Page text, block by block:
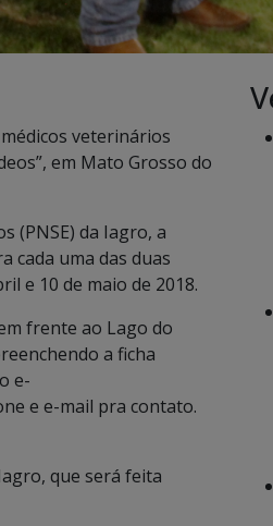
veterinários
em Mato Grosso do
(PNSE) da Iagro, a
cada uma das duas
e 10 de maio de 2018.
frente ao Lago do
a ficha
e-
e e-mail pra contato.
que será feita